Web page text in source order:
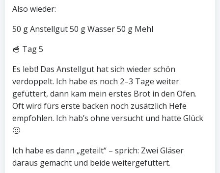
Also wieder:
50 g Anstellgut 50 g Wasser 50 g Mehl
🥣 Tag 5
Es lebt! Das Anstellgut hat sich wieder schön
verdoppelt. Ich habe es noch 2–3 Tage weiter
gefüttert, dann kam mein erstes Brot in den Ofen.
Oft wird fürs erste backen noch zusätzlich Hefe
empfohlen. Ich hab’s ohne versucht und hatte Glück
🙂
Ich habe es dann „geteilt“ – sprich: Zwei Gläser
daraus gemacht und beide weitergefüttert.